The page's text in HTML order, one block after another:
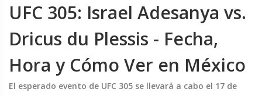
UFC 305: Israel Adesanya vs.
Dricus du Plessis - Fecha,
Hora y Cómo Ver en México
El esperado evento de UFC 305 se llevará a cabo el 17 de